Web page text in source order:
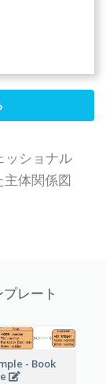
ショナル
体関係図
レート
- Book